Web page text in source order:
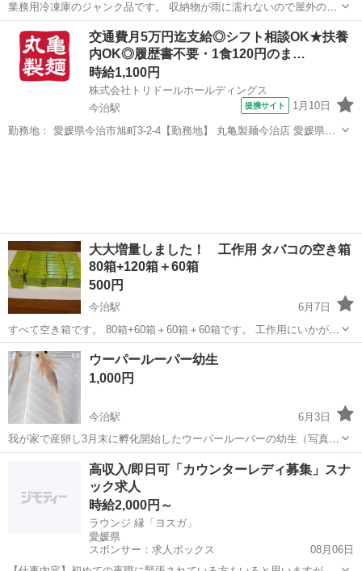
業務用冷凍庫のジャンク品です。 収納物が雨に濡れないので屋外の収
納庫等にご利用いただけないでしょうか。 お引き取りでお願いしま
す。 重いものなので、運び易くするために前面扉は外しています。 サ
イズ:幅90×奥行80×高さ18...
愛媛 今治市 今治駅 その他
交通費月5万円迄支給◎シフト相談OK★扶養
内OK◎履歴書不要・1食120円のま…
時給1,100円
株式会社トリドールホールディングス
今治駅
提携サイト 1月10日
勤務地： 愛媛県今治市旭町3-2-4【勤務地】 丸亀製麺今治店 愛媛県今
大大増量しました！ 工作用 タバコの空き箱
80箱+120箱＋60箱
500円
今治駅
6月7日
すべて空き箱です。 80箱+60箱＋60箱＋60箱です。 工作用にいかがで
しょうか。 特に激しいダメージもありません。 中身はありません。
ノークレーム、ノーリターンでお願いします。
愛媛 今治市 今治駅 その他
ウーパールーパー幼生
1,000円
今治駅
6月3日
我が家で産卵し3月末に孵化開始したウーパールーパーの幼生（写真前
半3枚）になります。 写真後半2枚のマーブル×マーブルの子供になり
ます。 6月3日の時点で平均約5cmくらいです。 手が生え始めた頃から
個別飼育してますので四肢...
今治市 今治駅 その他
高収入/即日可「カウンターレディ募集」スナ
ック求人
時給2,000円～
ラウンジ 縁「ヨスガ」
愛媛県
スポンサー：求人ボックス
08月06日